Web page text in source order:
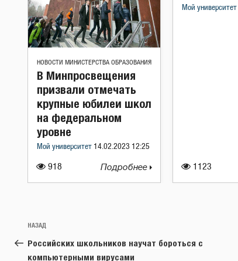
НОВОСТИ МИНИСТЕРСТВА ОБРАЗОВАНИЯ
918
В Минпросвещения
призвали отмечать
крупные юбилеи школ
на федеральном
уровне
Мой университет 14.02.2023 12:25
Подробнее 1123
Мой университет
Навигация
по
записям
Предыдущая
запись:
НАЗАД
Российских школьников научат бороться с
компьютерными вирусами